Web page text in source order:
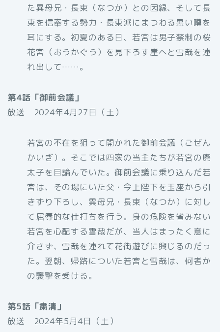
た異母兄・長束（なつか）との因縁、そして長
束を信奉する勢力・長束派にまつわる黒い噂を
耳にする。初夏のある日、若宮は男子禁制の桜
花宮（おうかぐう）を見下ろす崖へと雪哉を連
れ出して……。
第4話「御前会議」
放送 2024年4月27日（土）
若宮の不在を狙って開かれた御前会議（ごぜん
かいぎ）。そこでは四家の当主たちが若宮の廃
太子を目論んでいた。御前会議に乗り込んだ若
宮は、その場にいた父・今上陛下を玉座から引
きずり下ろし、異母兄・長束（なつか）に対し
て屈辱的な仕打ちを行う。身の危険を省みない
若宮を心配する雪哉だが、当人はまったく意に
介さず、雪哉を連れて花街遊びに興じるのだっ
た。翌朝、帰路についた若宮と雪哉は、何者か
の襲撃を受ける。
第5話「粛清」
放送 2024年5月4日（土）